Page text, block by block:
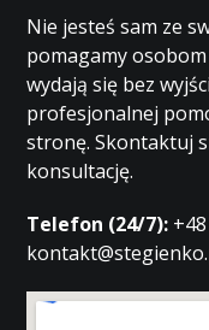
Nie jesteś sam ze
pomagamy
wydają się bez
profesjonalnej
stronę. Skontaktuj
konsultację.
Telefon (24/7):